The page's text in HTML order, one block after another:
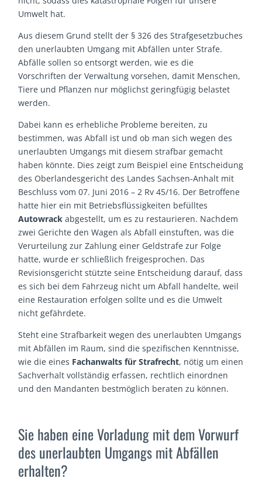
Umwelt hat.
Aus diesem Grund stellt der § 326 des Strafgesetzbuches
den unerlaubten Umgang mit Abfällen unter Strafe.
Abfälle sollen so entsorgt werden, wie es die
Vorschriften der Verwaltung vorsehen, damit Menschen,
Tiere und Pflanzen nur möglichst geringfügig belastet
werden.
Dabei kann es erhebliche Probleme bereiten, zu
bestimmen, was Abfall ist und ob man sich wegen des
unerlaubten Umgangs mit diesem strafbar gemacht
haben könnte. Dies zeigt zum Beispiel eine Entscheidung
des Oberlandesgericht des Landes Sachsen-Anhalt mit
Beschluss vom 07. Juni 2016 – 2 Rv 45/16. Der Betroffene
hatte hier ein mit Betriebsflüssigkeiten befülltes
Autowrack abgestellt, um es zu restaurieren. Nachdem
zwei Gerichte den Wagen als Abfall einstuften, was die
Verurteilung zur Zahlung einer Geldstrafe zur Folge
hatte, wurde er schließlich freigesprochen. Das
Revisionsgericht stützte seine Entscheidung darauf, dass
es sich bei dem Fahrzeug nicht um Abfall handelte, weil
eine Restauration erfolgen sollte und es die Umwelt
nicht gefährdete.
Steht eine Strafbarkeit wegen des unerlaubten Umgangs
mit Abfällen im Raum, sind die spezifischen Kenntnisse,
wie die eines Fachanwalts für Strafrecht, nötig um einen
Sachverhalt vollständig erfassen, rechtlich einordnen
und den Mandanten bestmöglich beraten zu können.
Sie haben eine Vorladung mit dem Vorwurf
des unerlaubten Umgangs mit Abfällen
erhalten?